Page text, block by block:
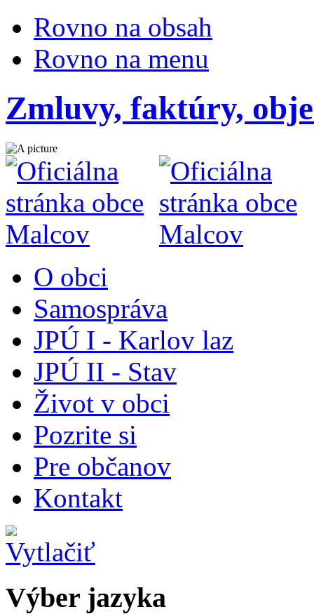
Rovno na obsah
Rovno na menu
Zmluvy, faktúry,
O obci
Samospráva
JPÚ I - Karlov laz
JPÚ II - Stav
Život v obci
Pozrite si
Pre občanov
Kontakt
Výber jazyka